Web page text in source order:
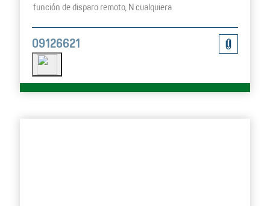
función de disparo remoto, N cualquiera
09126621